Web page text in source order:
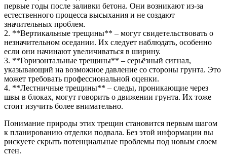
первые годы после заливки бетона. Они возникают из-за
естественного процесса высыхания и не создают
значительных проблем.
2. **Вертикальные трещины** – могут свидетельствовать о
незначительном оседании. Их следует наблюдать, особенно
если они начинают увеличиваться в ширину.
3. **Горизонтальные трещины** – серьёзный сигнал,
указывающий на возможное давление со стороны грунта. Это
может требовать профессиональной оценки.
4. **Лестничные трещины** – следы, проникающие через
швы в блоках, могут говорить о движении грунта. Их тоже
стоит изучить более внимательно.
Понимание природы этих трещин становится первым шагом
к планированию отделки подвала. Без этой информации вы
рискуете скрыть потенциальные проблемы под новым слоем
стен.